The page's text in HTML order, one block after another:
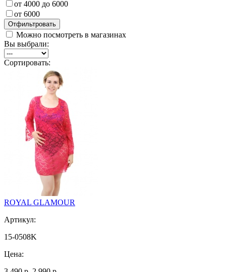
от 4000 до 6000
от 6000
Можно посмотреть в магазинах
Вы выбрали:
Сортировать:
ROYAL GLAMOUR
Артикул:
15-0508K
Цена: